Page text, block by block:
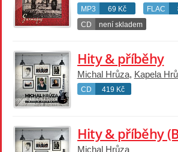
MP3 69 Kč FLAC
CD
není skladem
Hity & příběhy
Michal Hrůza, Kapela
CD 419 Kč
Michal Hrůza